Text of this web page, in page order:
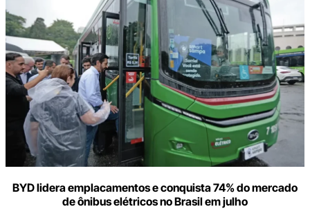
BYD lidera emplacamentos e conquista 74% do mercado
de ônibus elétricos no Brasil em julho